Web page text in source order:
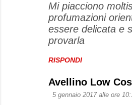
Mi piacciono
profumazioni
essere delicata e
provarla
RISPONDI
Avellino Low
5 gennaio 2017 alle ore